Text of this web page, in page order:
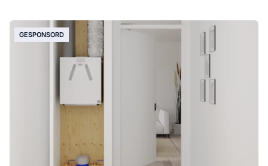
samen met Trebbe een bijzonder nieuw product: de Orcon
MVS-15 met Zomernacht Comfort. Een mechanisch
ventilatiesysteem dat niet alleen energiezuinig ventileert,
maar ook passieve koeling biedt tijdens warme
zomernachten.
GESPONSORD